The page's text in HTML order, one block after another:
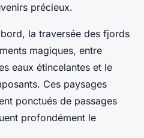
précieux.
la traversée des fjords
magiques, entre
eaux étincelantes et le
Ces paysages
ponctués de passages
profondément le